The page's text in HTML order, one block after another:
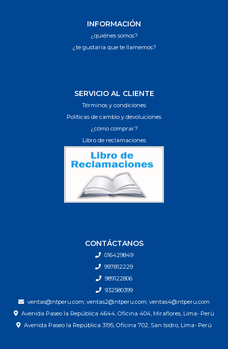
INFORMACIÓN
¿quiénes somos?
¿te gustaría que te llamemos?
SERVICIO AL CLIENTE
Términos y condiciones
Políticas de cambio y devoluciones
¿cómo comprar?
Libro de reclamaciones
CONTÁCTANOS
016429849
997812229
989122806
932580399
ventas@ntperu.com; ventas2@ntperu.com; ventas4@ntperu.com
Avenida Paseo la República 4644, Oficina 404, Miraflores, Lima- Perú
Avenida Paseo la República 3195, Oficina 702, San Isidro, Lima- Perú